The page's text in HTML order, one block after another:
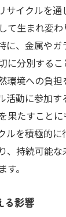
サイクルを通
て生まれ変
に、金属やガ
に分別する
環境への負
活動に参加す
果たすことに
ルを積極的に
、持続可能
。
る影響